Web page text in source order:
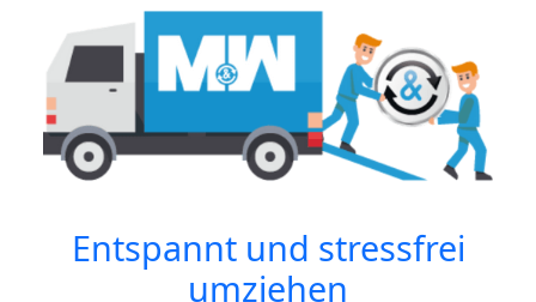
Entspannt und stressfrei
umziehen